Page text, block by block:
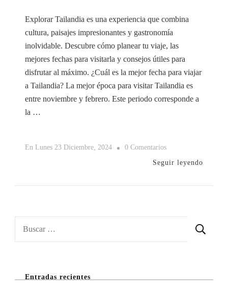
Explorar Tailandia es una experiencia que combina
cultura, paisajes impresionantes y gastronomía
inolvidable. Descubre cómo planear tu viaje, las
mejores fechas para visitarla y consejos útiles para
disfrutar al máximo. ¿Cuál es la mejor fecha para viajar
a Tailandia? La mejor época para visitar Tailandia es
entre noviembre y febrero. Este periodo corresponde a
la …
En Lunes 23 Diciembre, 2024 0 ComentariosEn
Tailandia:
Seguir leyendo
Entradas recientes